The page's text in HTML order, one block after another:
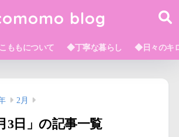
blog
ももについて ◆丁寧な暮らし ◆日々のキ
2月
3日」の記事一覧